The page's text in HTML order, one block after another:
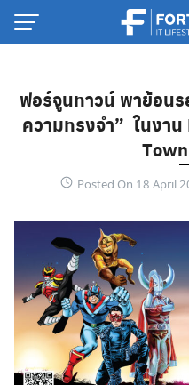
Skip
Thai
English
ฟอร์จูนทาวน์ พาย้อนร
ความทรงจำ” ในงาน
Posted On 18 April